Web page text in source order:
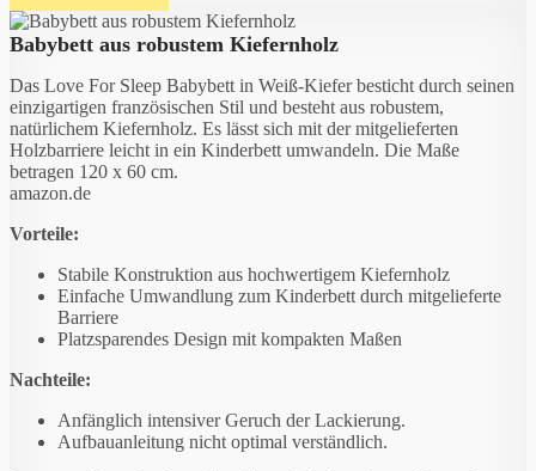
Babybett aus robustem Kiefernholz
Das Love For Sleep Babybett in Weiß-Kiefer besticht durch seinen
einzigartigen französischen Stil und besteht aus robustem,
natürlichem Kiefernholz. Es lässt sich mit der mitgelieferten
Holzbarriere leicht in ein Kinderbett umwandeln. Die Maße
betragen 120 x 60 cm.
amazon.de
Vorteile:
Stabile Konstruktion aus hochwertigem Kiefernholz
Einfache Umwandlung zum Kinderbett durch mitgelieferte
Barriere
Platzsparendes Design mit kompakten Maßen
Nachteile:
Anfänglich intensiver Geruch der Lackierung.
Aufbauanleitung nicht optimal verständlich.